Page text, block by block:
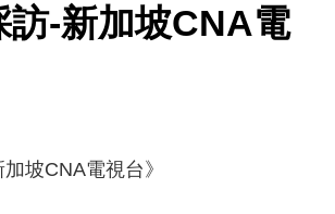
訪-新加坡CNA電